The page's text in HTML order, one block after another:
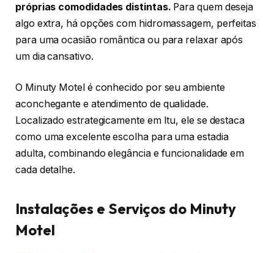
próprias comodidades distintas. Para quem deseja
algo extra, há opções com hidromassagem, perfeitas
para uma ocasião romântica ou para relaxar após
um dia cansativo.
O Minuty Motel é conhecido por seu ambiente
aconchegante e atendimento de qualidade.
Localizado estrategicamente em Itu, ele se destaca
como uma excelente escolha para uma estadia
adulta, combinando elegância e funcionalidade em
cada detalhe.
Instalações e Serviços do Minuty
Motel